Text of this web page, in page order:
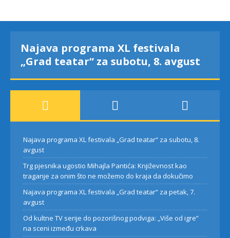
Najava programa XL festivala
„Grad teatar“ za subotu, 8. avgust
Najava programa XL festivala „Grad teatar“ za subotu, 8.
avgust
Trg pjesnika ugostio Mihajla Pantića: Književnost kao
traganje za onim što ne možemo do kraja da dokučimo
Najava programa XL festivala „Grad teatar“ za petak, 7.
avgust
Od kultne TV serije do pozorišnog podviga: „Više od igre”
na sceni između crkava